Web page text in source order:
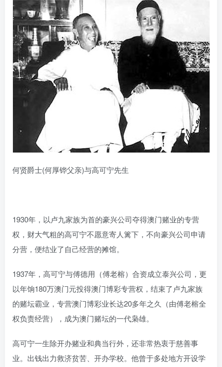
何贤爵士(何厚铧父亲)与高可宁先生
1930年，以卢九家族为首的豪兴公司夺得澳门赌业的专营
权，财大气粗的高可宁不愿意寄人篱下，不向豪兴公司申请
分营，便结业了自己经营的摊馆。
1937年，高可宁与傅德用（傅老榕）合资成立泰兴公司，更
以年饷180万澳门元投得澳门博彩专营权，结束了卢九家族
的赌坛霸业，专营澳门博彩业长达20多年之久（由傅老榕全
权负责经营），成为澳门赌坛的一代枭雄。
高可宁一生除开办赌业和典当行外，还非常热衷于慈善事
业。出钱出力救济贫苦、开办学校。他曾于多处地方开设学